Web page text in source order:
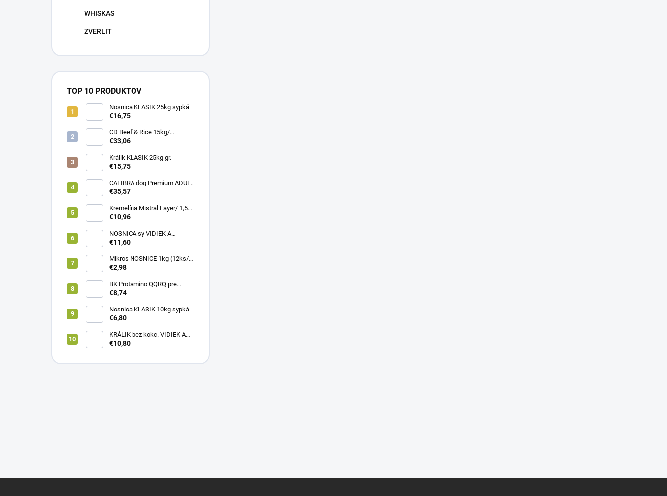
WHISKAS
ZVERLIT
TOP 10 PRODUKTOV
Nosnica KLASIK 25kg sypká
€16,75
CD Beef & Rice 15kg/
Superpremium food
€33,06
Králik KLASIK 25kg gr.
€15,75
CALIBRA dog Premium ADULT
LARGE 12kg
€35,57
Kremelína Mistral Layer/ 1,5
kg vedro
€10,96
NOSNICA sy VIDIEK A
TRADÍCIA 20kg (1paleta/
€11,60
Mikros NOSNICE 1kg (12ks/
1kartón)
€2,98
BK Protamino QQRQ pre
nosnice 5kg SANO
€8,74
Nosnica KLASIK 10kg sypká
€6,80
KRÁLIK bez kokc. VIDIEK A
TRADÍCIA 20kg (1paleta/
€10,80